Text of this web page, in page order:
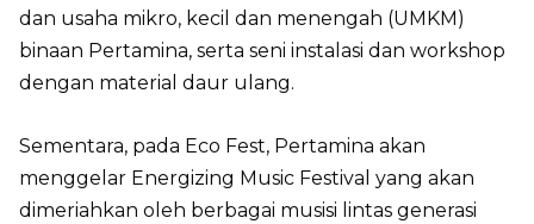
dan usaha mikro, kecil dan menengah (UMKM)
binaan Pertamina, serta seni instalasi dan workshop
dengan material daur ulang.
Sementara, pada Eco Fest, Pertamina akan
menggelar Energizing Music Festival yang akan
dimeriahkan oleh berbagai musisi lintas generasi